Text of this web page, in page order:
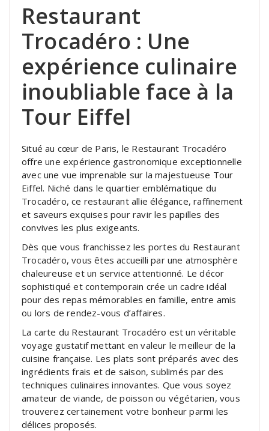
Restaurant
Trocadéro : Une
expérience culinaire
inoubliable face à la
Tour Eiffel
Situé au cœur de Paris, le Restaurant Trocadéro
offre une expérience gastronomique exceptionnelle
avec une vue imprenable sur la majestueuse Tour
Eiffel. Niché dans le quartier emblématique du
Trocadéro, ce restaurant allie élégance, raffinement
et saveurs exquises pour ravir les papilles des
convives les plus exigeants.
Dès que vous franchissez les portes du Restaurant
Trocadéro, vous êtes accueilli par une atmosphère
chaleureuse et un service attentionné. Le décor
sophistiqué et contemporain crée un cadre idéal
pour des repas mémorables en famille, entre amis
ou lors de rendez-vous d’affaires.
La carte du Restaurant Trocadéro est un véritable
voyage gustatif mettant en valeur le meilleur de la
cuisine française. Les plats sont préparés avec des
ingrédients frais et de saison, sublimés par des
techniques culinaires innovantes. Que vous soyez
amateur de viande, de poisson ou végétarien, vous
trouverez certainement votre bonheur parmi les
délices proposés.